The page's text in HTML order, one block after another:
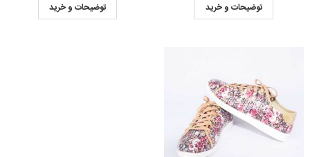
توضیحات و خرید
توضیحات و خرید